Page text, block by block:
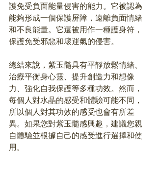
護免受負面能量侵害的能力。它被認為
能夠形成一個保護屏障，遠離負面情緒
和不良能量。它還被用作一種護身符，
保護免受邪惡和壞運氣的侵害。
總結來說，紫玉髓具有平靜放鬆情緒、
治療平衡身心靈、提升創造力和想像
力、強化自我保護等多種功效。然而，
每個人對水晶的感受和體驗可能不同，
所以個人對其功效的感受也會有所差
異。如果您對紫玉髓感興趣，建議您親
自體驗並根據自己的感受進行選擇和使
用。